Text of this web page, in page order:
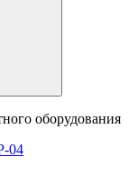
оборудования
04